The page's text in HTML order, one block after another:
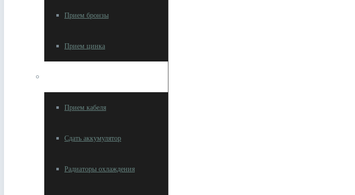
Прием бронзы
Прием цинка
Прием кабеля
Сдать аккумулятор
Радиаторы охлаждения